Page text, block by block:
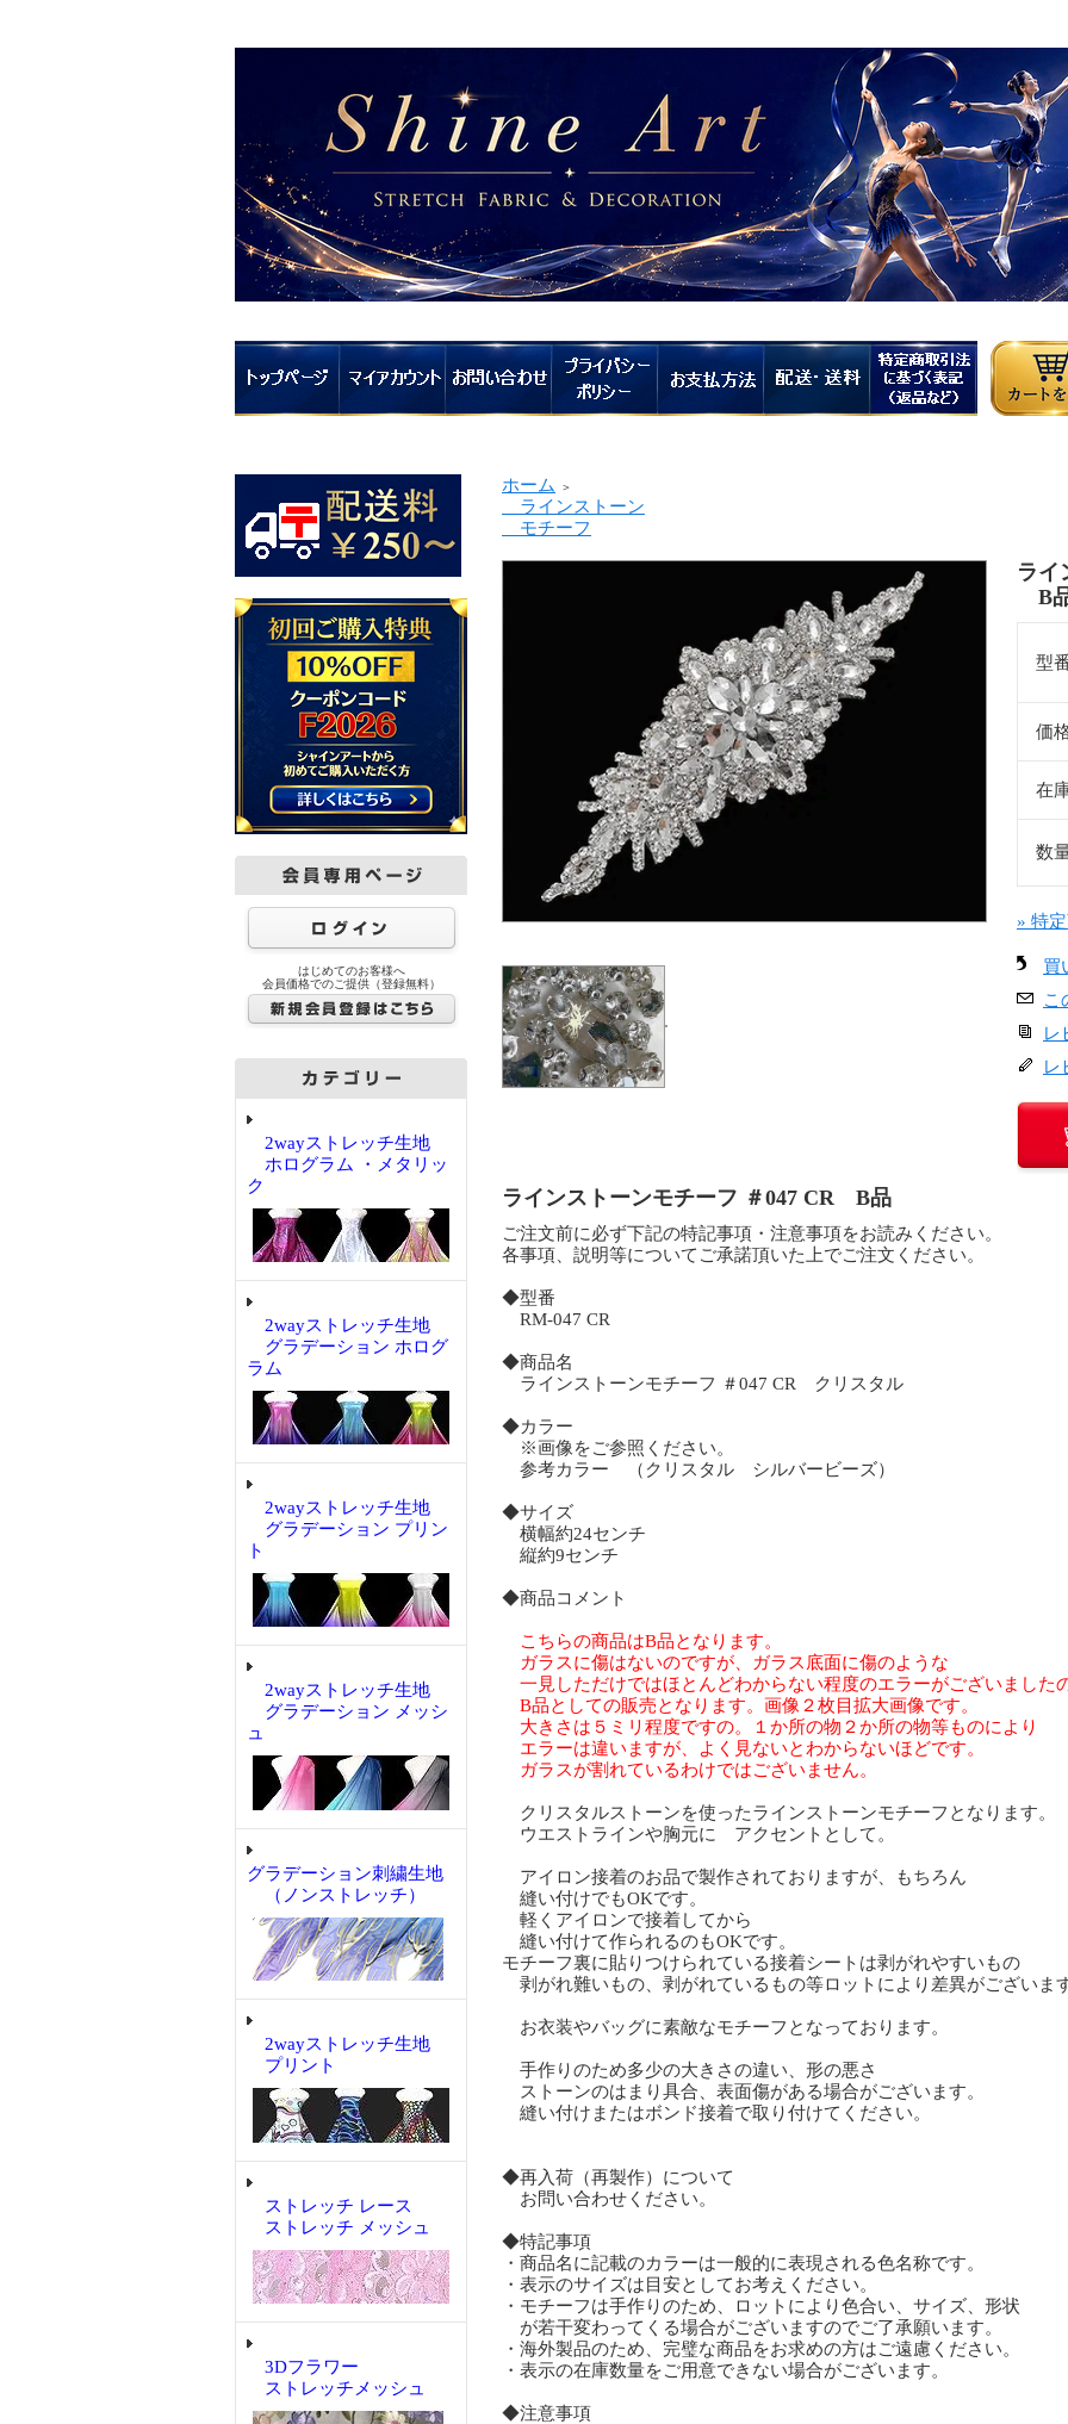
はじめてのお客様へ
会員価格でのご提供（登録無料）
2wayストレッチ生地
ホログラム ・メタリッ
ク
2wayストレッチ生地
グラデーション ホログ
ラム
2wayストレッチ生地
グラデーション プリン
ト
2wayストレッチ生地
グラデーション メッシ
ュ
グラデーション刺繍生地
（ノンストレッチ）
2wayストレッチ生地
プリント
ストレッチ レース
ストレッチ メッシュ
3Dフラワー
ストレッチメッシュ
ホーム ＞
ラインストーン
モチーフ
ライ
B
型
価
在
数
» 特
買
こ
レ
レ
ラインストーンモチーフ ＃047 CR B品
ご注文前に必ず下記の特記事項・注意事項をお読みください。
各事項、説明等についてご承諾頂いた上でご注文ください。
◆型番
RM-047 CR
◆商品名
ラインストーンモチーフ ＃047 CR クリスタル
◆カラー
※画像をご参照ください。
参考カラー （クリスタル シルバービーズ）
◆サイズ
横幅約24センチ
縦約9センチ
◆商品コメント
こちらの商品はB品となります。
ガラスに傷はないのですが、ガラス底面に傷のような
一見しただけではほとんどわからない程度のエラーがございました
B品としての販売となります。画像２枚目拡大画像です。
大きさは５ミリ程度ですの。１か所の物２か所の物等ものにより
エラーは違いますが、よく見ないとわからないほどです。
ガラスが割れているわけではございません。
クリスタルストーンを使ったラインストーンモチーフとなります。
ウエストラインや胸元に アクセントとして。
アイロン接着のお品で製作されておりますが、もちろん
縫い付けでもOKです。
軽くアイロンで接着してから
縫い付けて作られるのもOKです。
モチーフ裏に貼りつけられている接着シートは剥がれやすいもの
剥がれ難いもの、剥がれているもの等ロットにより差異がございます
お衣装やバッグに素敵なモチーフとなっております。
手作りのため多少の大きさの違い、形の悪さ
ストーンのはまり具合、表面傷がある場合がございます。
縫い付けまたはボンド接着で取り付けてください。
◆再入荷（再製作）について
お問い合わせください。
◆特記事項
・商品名に記載のカラーは一般的に表現される色名称です。
・表示のサイズは目安としてお考えください。
・モチーフは手作りのため、ロットにより色合い、サイズ、形状
が若干変わってくる場合がございますのでご了承願います。
・海外製品のため、完璧な商品をお求めの方はご遠慮ください。
・表示の在庫数量をご用意できない場合がございます。
◆注意事項